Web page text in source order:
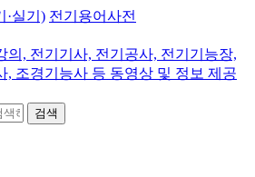
·실기) 전기용어사전
검색